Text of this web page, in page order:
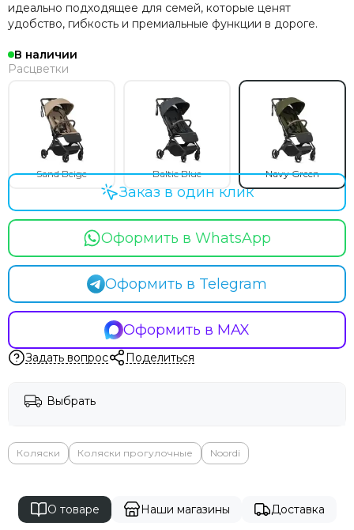
идеально подходящее для семей, которые ценят
удобство, гибкость и премиальные функции в дороге.
В наличии
Расцветки
Sand Beige Baltic Blue Navy Green
Оформить в WhatsApp
Оформить в Telegram
Оформить в MAX
Заказ в один клик
Задать вопрос Поделиться
Выбрать
Коляски Коляски прогулочные Noordi
О товаре Наши магазины Доставка